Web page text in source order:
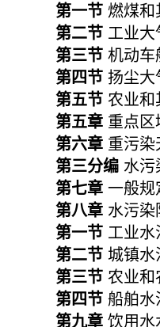
第一节 燃煤
第二节 工业
第三节 机动
第四节 扬尘大
第五节 农业
第五章 重点
第六章 重污
第三分编 水污
第七章 一般规
第八章 水污
第一节 工业
第二节 城镇
第三节 农业和
第四节 船舶水
第九章 饮用